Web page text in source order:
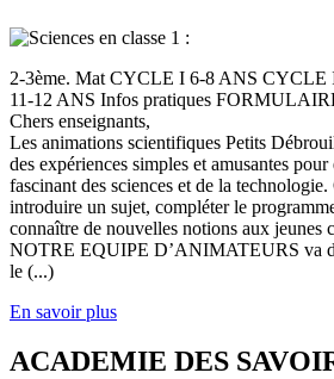
2-3ème. Mat CYCLE I 6-8 ANS
11-12 ANS Infos pratiques
Chers enseignants,
Les animations scientifiques Petits
des expériences simples et amusantes
fascinant des sciences et de la
introduire un sujet, compléter le
connaître de nouvelles notions aux jeunes
NOTRE EQUIPE D’ANIMATEURS va
le (...)
En savoir plus
ACADEMIE DES